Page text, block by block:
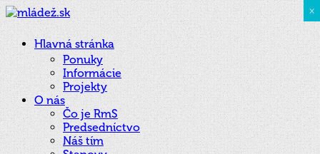
Hlavná stránka
Ponuky
Informácie
Projekty
O nás
Čo je RmS
Predsedníctvo
Náš tím
×